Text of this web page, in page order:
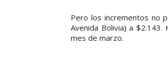
Pero los incrementos no
Avenida Bolivia) a
mes de marzo.